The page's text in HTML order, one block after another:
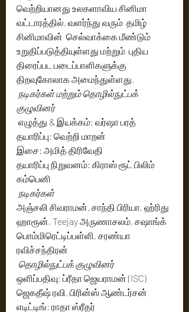
வெற்றியானது உலகளாவிய சினிமா
வட்டாரத்தில், வளர்ந்து வரும்  தமிழ்
சினிமாவின்  செல்வாக்கை மீண்டும்
உறுதிப்படுத்தியுள்ளது மற்றும்  புதிய
திரைப்பட படைப்பாளிகளுக்கு
திறவுகோலாக அமைந்துள்ளது.
நடிகர்கள் மற்றும் தொழில்நுட்பக்
குழுவினர்
எழுத்து & இயக்கம்: வர்ஷா பரத்
தயாரிப்பு: வெற்றி மாறன்
இசை: அமித் திரிவேதி
தயாரிப்பு நிறுவனம்: கிராஸ் ரூட் பிலிம்
கம்பெனி
நடிகர்கள்
அஞ்சலி சிவராமன், சாந்தி பிரியா, ஹ்ரிது
ஹாரூன், Teejay அருணாசலம், சஷாங்க்
பொம்மிரெட்டிப்பள்ளி, சரண்யா
ரவிச்சந்திரன்
தொழில்நுட்பக் குழுவினர்
ஒளிப்பதிவு: ப்ரீதா ஜெயராமன் (ISC)
ஜெகதீஷ் ரவி, பிரின்ஸ் ஆண்டர்சன்
எடிட்டிங்: ராதா ஸ்ரீதர்